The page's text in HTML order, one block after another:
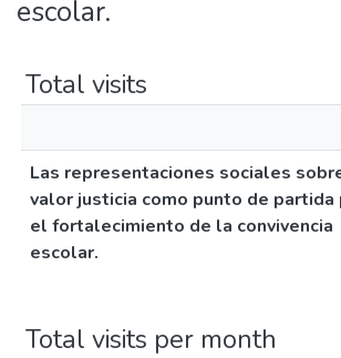
escolar.
Total visits
Las representaciones sociales
valor justicia como punto de partida
el fortalecimiento de la convivencia
escolar.
Total visits per month